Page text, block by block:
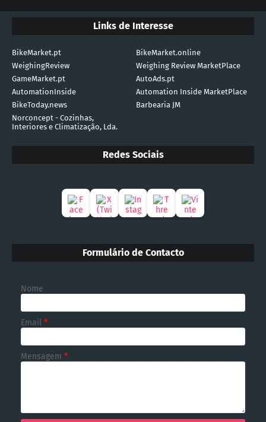
Links de Interesse
BikeMarket.pt
BikeMarket.online
WeighingReview
Weighing Review MarketPlace
GameMarket.pt
AutoAds.pt
AutomationInside
Automation Inside MarketPlace
BikeToday.news
Barbearia JM
Norconcept - Cozinhas,
Interiores e Climatização, Lda.
Redes Sociais
Formulário de Contacto
Nome
Email *
Mensagem *